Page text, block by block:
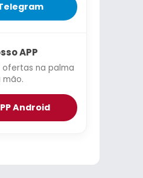
APP
ofertas na palma
mão.
Android